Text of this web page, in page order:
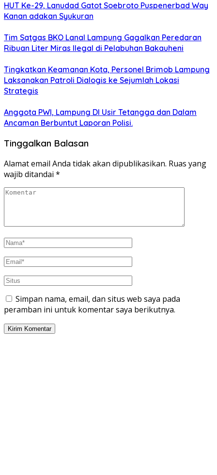
HUT Ke-29, Lanudad Gatot Soebroto Puspenerbad Way
Kanan adakan Syukuran
Tim Satgas BKO Lanal Lampung Gagalkan Peredaran
Ribuan Liter Miras Ilegal di Pelabuhan Bakauheni
Tingkatkan Keamanan Kota, Personel Brimob Lampung
Laksanakan Patroli Dialogis ke Sejumlah Lokasi
Strategis
Anggota PWI, Lampung DI Usir Tetangga dan Dalam
Ancaman Berbuntut Laporan Polisi.
Tinggalkan Balasan
Alamat email Anda tidak akan dipublikasikan. Ruas yang
wajib ditandai *
Simpan nama, email, dan situs web saya pada
peramban ini untuk komentar saya berikutnya.